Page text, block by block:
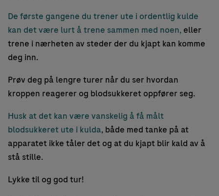
De første gangene du trener ute i ordentlig kulde
kan det være lurt å trene sammen med noen, eller
trene i nærheten av steder der du kjapt kan komme
deg inn.
Prøv deg på lengre turer når du ser hvordan
kroppen reagerer og blodsukkeret oppfører seg.
Husk at det kan være vanskelig å få målt
blodsukkeret ute i kulda, både med tanke på at
apparatet ikke tåler det og at du kjapt blir kald av å
stå stille.
Lykke til og god tur!